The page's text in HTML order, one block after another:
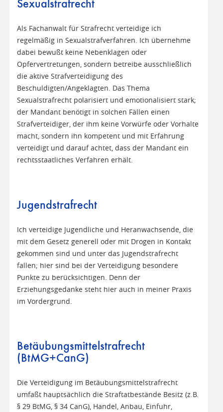
Sexualstrafrecht
Als Fachanwalt für Strafrecht verteidige ich
regelmäßig in Sexualstrafverfahren. Ich übernehme
dabei bewußt keine Nebenklagen oder
Opfervertretungen, sondern betreibe ausschließlich
die aktive Strafverteidigung des
Beschuldigten/Angeklagten. Das Thema
Sexualstrafrecht polarisiert und emotionalisiert stark;
der Mandant benötigt in solchen Fällen einen
Strafverteidiger, der ihm keine Vorwürfe oder Vorhalte
macht, sondern ihn kompetent und mit Erfahrung
verteidigt und darauf achtet, dass der Mandant ein
rechtsstaatliches Verfahren erhält.
Jugendstrafrecht
Ich verteidige Jugendliche und Heranwachsende, die
mit dem Gesetz generell oder mit Drogen in Kontakt
gekommen sind und unter das Jugendstrafrecht
fallen; hier sind bei der Verteidigung besondere
Punkte zu berücksichtigen. Denn der
Erziehungsgedanke steht hier auch in meiner Praxis
im Vordergrund.
Betäubungsmittelstrafrecht
(BtMG+CanG)
Die Verteidigung im Betäubungsmittelstrafrecht
umfaßt hauptsächlich die Straftatbestände Besitz (z.B.
§ 29 BtMG, § 34 CanG), Handel, Anbau, Einfuhr,